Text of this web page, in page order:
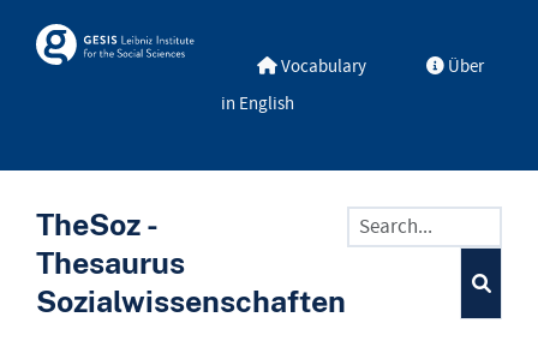
Skosmos Vocabulary
Über
in English
TheSoz -
Thesaurus
Sozialwissenschaften